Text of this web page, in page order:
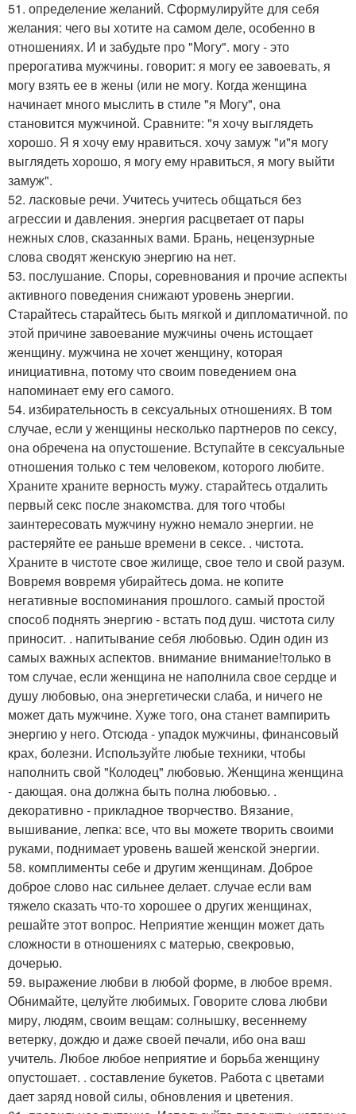
51. определение желаний. Сформулируйте для себя
желания: чего вы хотите на самом деле, особенно в
отношениях. И и забудьте про "Могу". могу - это
прерогатива мужчины. говорит: я могу ее завоевать, я
могу взять ее в жены (или не могу. Когда женщина
начинает много мыслить в стиле "я Могу", она
становится мужчиной. Сравните: "я хочу выглядеть
хорошо. Я я хочу ему нравиться. хочу замуж "и"я могу
выглядеть хорошо, я могу ему нравиться, я могу выйти
замуж".
52. ласковые речи. Учитесь учитесь общаться без
агрессии и давления. энергия расцветает от пары
нежных слов, сказанных вами. Брань, нецензурные
слова сводят женскую энергию на нет.
53. послушание. Споры, соревнования и прочие аспекты
активного поведения снижают уровень энергии.
Старайтесь старайтесь быть мягкой и дипломатичной. по
этой причине завоевание мужчины очень истощает
женщину. мужчина не хочет женщину, которая
инициативна, потому что своим поведением она
напоминает ему его самого.
54. избирательность в сексуальных отношениях. В том
случае, если у женщины несколько партнеров по сексу,
она обречена на опустошение. Вступайте в сексуальные
отношения только с тем человеком, которого любите.
Храните храните верность мужу. старайтесь отдалить
первый секс после знакомства. для того чтобы
заинтересовать мужчину нужно немало энергии. не
растеряйте ее раньше времени в сексе. . чистота.
Храните в чистоте свое жилище, свое тело и свой разум.
Вовремя вовремя убирайтесь дома. не копите
негативные воспоминания прошлого. самый простой
способ поднять энергию - встать под душ. чистота силу
приносит. . напитывание себя любовью. Один один из
самых важных аспектов. внимание внимание!только в
том случае, если женщина не наполнила свое сердце и
душу любовью, она энергетически слаба, и ничего не
может дать мужчине. Хуже того, она станет вампирить
энергию у него. Отсюда - упадок мужчины, финансовый
крах, болезни. Используйте любые техники, чтобы
наполнить свой "Колодец" любовью. Женщина женщина
- дающая. она должна быть полна любовью. .
декоративно - прикладное творчество. Вязание,
вышивание, лепка: все, что вы можете творить своими
руками, поднимает уровень вашей женской энергии.
58. комплименты себе и другим женщинам. Доброе
доброе слово нас сильнее делает. случае если вам
тяжело сказать что-то хорошее о других женщинах,
решайте этот вопрос. Неприятие женщин может дать
сложности в отношениях с матерью, свекровью,
дочерью.
59. выражение любви в любой форме, в любое время.
Обнимайте, целуйте любимых. Говорите слова любви
миру, людям, своим вещам: солнышку, весеннему
ветерку, дождю и даже своей печали, ибо она ваш
учитель. Любое любое неприятие и борьба женщину
опустошает. . составление букетов. Работа с цветами
дает заряд новой силы, обновления и цветения.